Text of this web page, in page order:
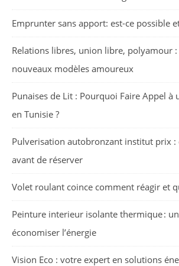
Emprunter sans apport: est-ce possible
Relations libres, union libre, polyamour
nouveaux modèles amoureux
Punaises de Lit : Pourquoi Faire Appel à
en Tunisie ?
Pulverisation autobronzant institut prix :
avant de réserver
Volet roulant coince comment réagir et
Peinture interieur isolante thermique :
économiser l’énergie
Vision Eco : votre expert en solutions